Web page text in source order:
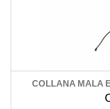
COLLANA MALA